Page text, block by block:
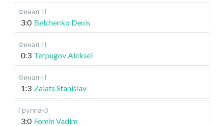
Финал-II
3:0 Belchenko Denis
Финал-II
0:3 Terpugov Aleksei
Финал-II
1:3 Zaiats Stanislav
Группа-3
3:0 Fomin Vadim